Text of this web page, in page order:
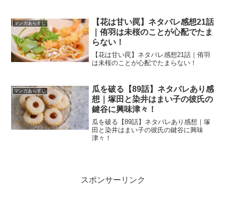
マンガあらすじ
【花は甘い罠】ネタバレ感想21話
｜侑羽は未桜のことが心配でたま
らない！
【花は甘い罠】ネタバレ感想21話｜侑羽
は未桜のことが心配でたまらない！
マンガあらすじ
瓜を破る【89話】ネタバレあり感
想｜塚田と染井はまい子の彼氏の
鍵谷に興味津々！
瓜を破る【89話】ネタバレあり感想｜塚
田と染井はまい子の彼氏の鍵谷に興味
津々！
スポンサーリンク